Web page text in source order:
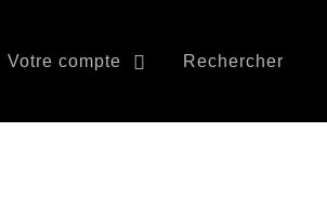
Votre compte Rechercher